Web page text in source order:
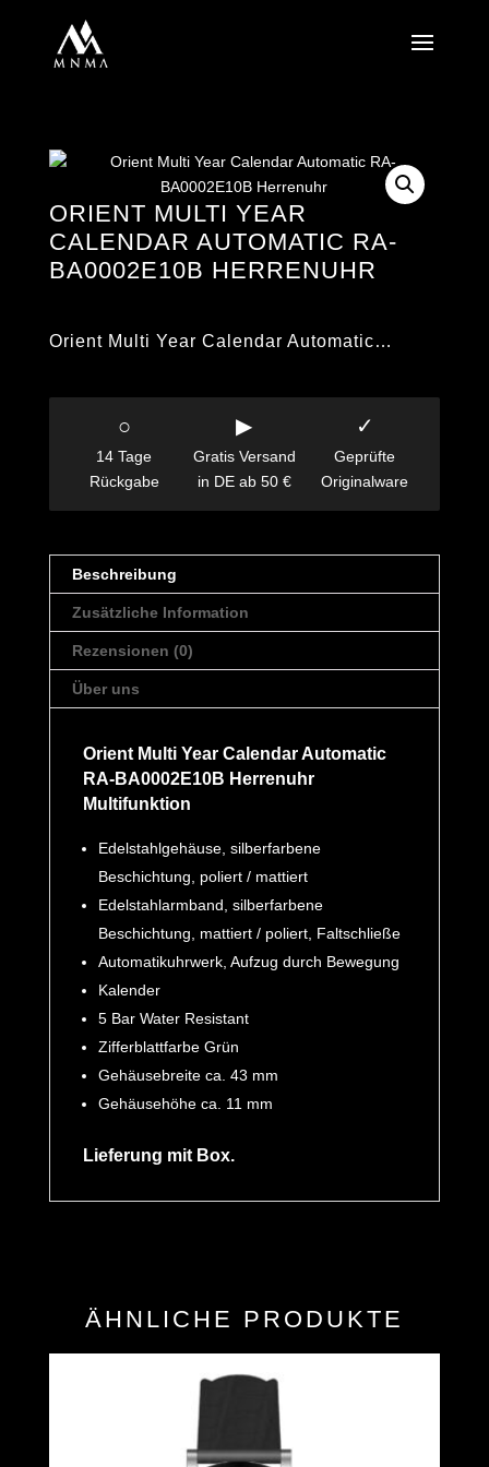
ORIENT MULTI YEAR
CALENDAR AUTOMATIC RA-
BA0002E10B HERRENUHR
Orient Multi Year Calendar Automatic…
○
14 Tage
Rückgabe
▶
Gratis Versand
in DE ab 50 €
✓
Geprüfte
Originalware
Beschreibung
Zusätzliche Information
Rezensionen (0)
Über uns
Orient Multi Year Calendar Automatic
RA-BA0002E10B Herrenuhr
Multifunktion
Edelstahlgehäuse, silberfarbene
Beschichtung, poliert / mattiert
Edelstahlarmband, silberfarbene
Beschichtung, mattiert / poliert, Faltschließe
Automatikuhrwerk, Aufzug durch Bewegung
Kalender
5 Bar Water Resistant
Zifferblattfarbe Grün
Gehäusebreite ca. 43 mm
Gehäusehöhe ca. 11 mm
Lieferung mit Box.
ÄHNLICHE PRODUKTE